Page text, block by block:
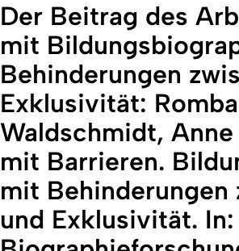
Der Beitrag des
mit
Behinderungen
Exklusivität:
Waldschmidt,
mit Barrieren.
mit Behinderungen
und Exklusivität.